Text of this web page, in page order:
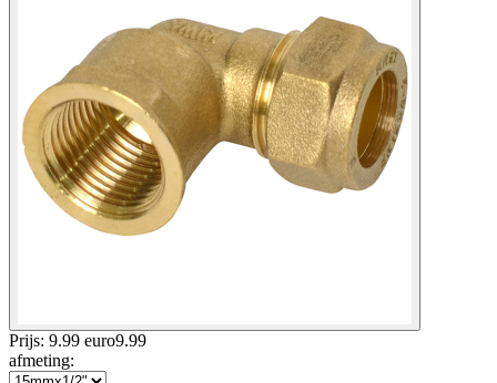
Prijs: 9.99 euro9.99
afmeting: